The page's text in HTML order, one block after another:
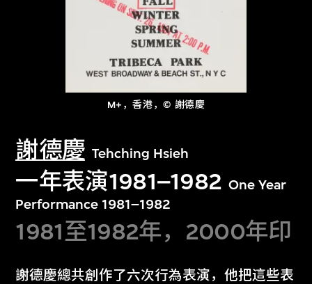
M+，香港，© 謝德慶
謝德慶 Tehching Hsieh
一年表演1981–1982 One Year
Performance 1981–1982
1981至1982年，2000年印
謝德慶總共創作了六次行為表演，他把這些表
探索世界顶级的二十及二十一世纪视觉